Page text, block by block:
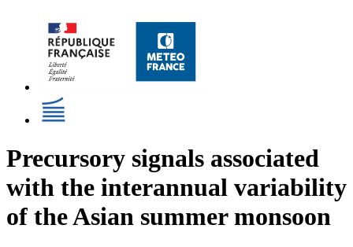
Precursory signals associated
with the interannual variability
of the Asian summer monsoon